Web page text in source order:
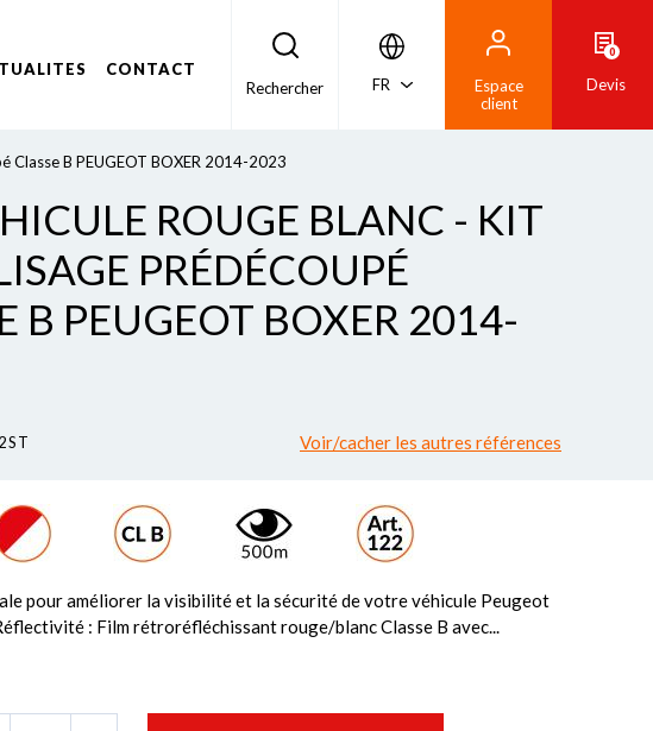
CONTACT
Rechercher
FR
Espace
client
0
Devis
Classe B PEUGEOT BOXER 2014-2023
ROUGE BLANC - KIT
PRÉDÉCOUPÉ
B PEUGEOT BOXER 2014-
Voir/cacher les autres références
pour améliorer la visibilité et la sécurité de votre véhicule Peugeot
: Film rétroréfléchissant rouge/blanc Classe B avec...